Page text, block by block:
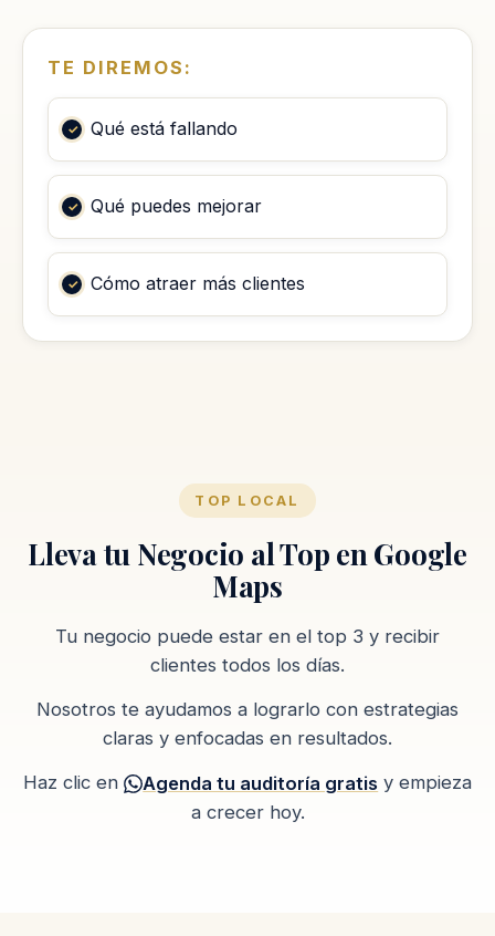
TE DIREMOS:
Qué está fallando
Qué puedes mejorar
Cómo atraer más clientes
TOP LOCAL
Lleva tu Negocio al Top en Google
Maps
Tu negocio puede estar en el top 3 y recibir
clientes todos los días.
Nosotros te ayudamos a lograrlo con estrategias
claras y enfocadas en resultados.
Haz clic en
Agenda tu auditoría gratis y empieza
a crecer hoy.